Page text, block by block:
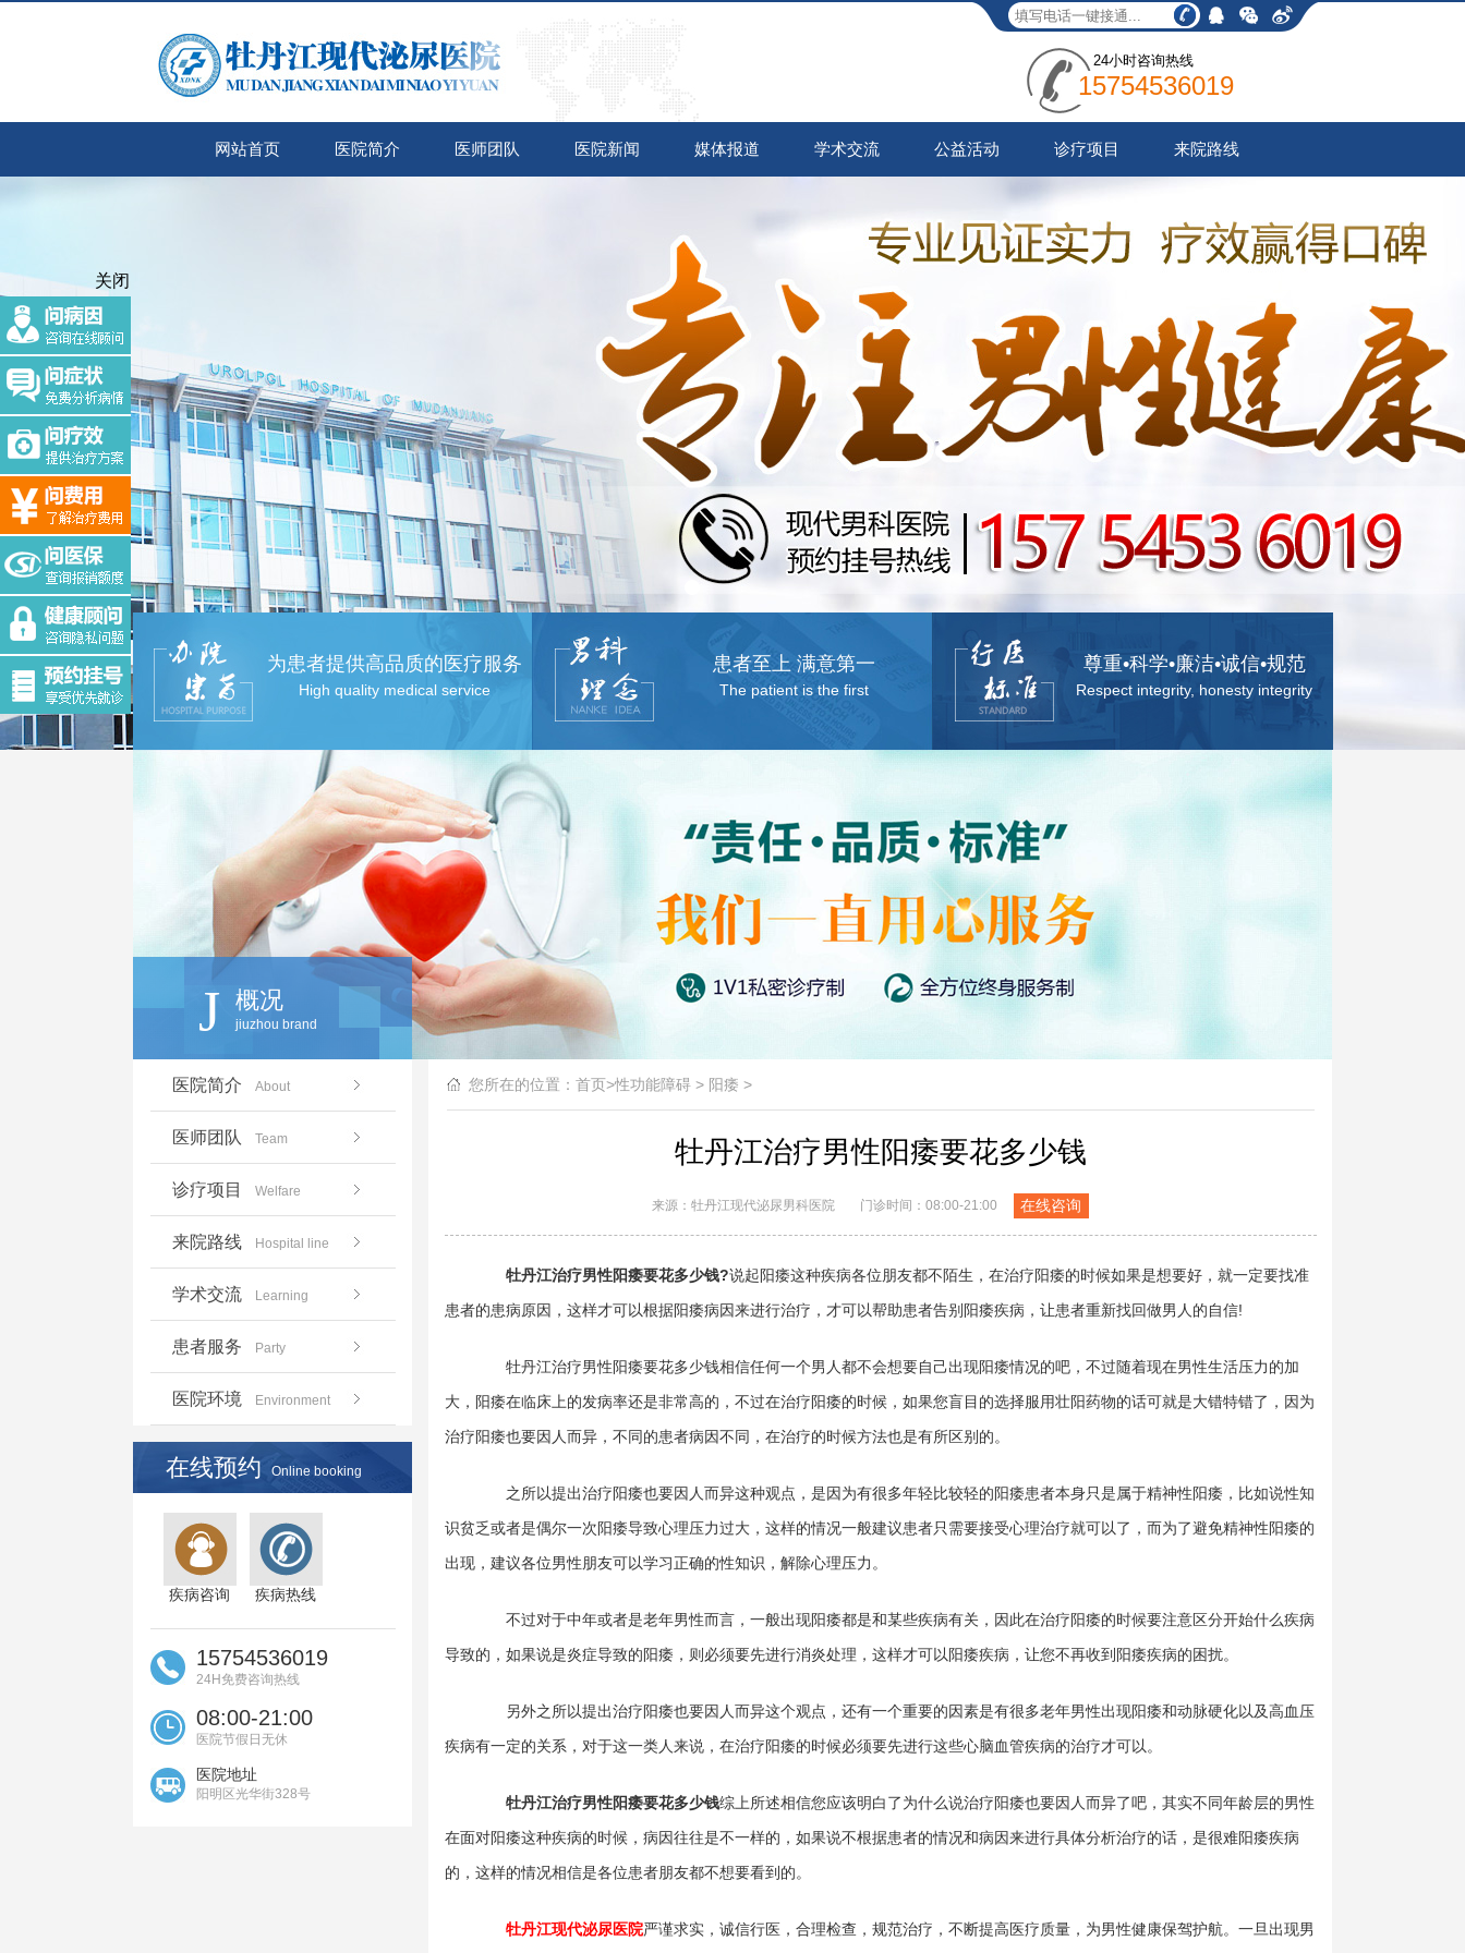
24小时咨询热线
15754536019
网站首页 医院简介 医师团队 医院新闻 媒体报道 学术交流 公益活动 诊疗项目 来院路线
为患者提供高品质的医疗服务
High quality medical service
患者至上 满意第一
The patient is the first
尊重•科学•廉洁•诚信•规范
Respect integrity, honesty integrity
J 概况
jiuzhou brand
医院简介 About
医师团队 Team
诊疗项目 Welfare
来院路线 Hospital line
学术交流 Learning
患者服务 Party
医院环境 Environment
在线预约 Online booking
疾病咨询 疾病热线
15754536019
24H免费咨询热线
08:00-21:00
医院节假日无休
医院地址
阳明区光华街328号
您所在的位置： 首页>性功能障碍> 阳痿 >
牡丹江治疗男性阳痿要花多少钱
来源：牡丹江现代泌尿男科医院 门诊时间：08:00-21:00 在线咨询
牡丹江治疗男性阳痿要花多少钱?说起阳痿这种疾病各位朋友都不陌生，在治疗阳痿的时候如果是想要好，就一定要找准
患者的患病原因，这样才可以根据阳痿病因来进行治疗，才可以帮助患者告别阳痿疾病，让患者重新找回做男人的自信!
牡丹江治疗男性阳痿要花多少钱相信任何一个男人都不会想要自己出现阳痿情况的吧，不过随着现在男性生活压力的加
大，阳痿在临床上的发病率还是非常高的，不过在治疗阳痿的时候，如果您盲目的选择服用壮阳药物的话可就是大错特错了，因为
治疗阳痿也要因人而异，不同的患者病因不同，在治疗的时候方法也是有所区别的。
之所以提出治疗阳痿也要因人而异这种观点，是因为有很多年轻比较轻的阳痿患者本身只是属于精神性阳痿，比如说性知
识贫乏或者是偶尔一次阳痿导致心理压力过大，这样的情况一般建议患者只需要接受心理治疗就可以了，而为了避免精神性阳痿的
出现，建议各位男性朋友可以学习正确的性知识，解除心理压力。
不过对于中年或者是老年男性而言，一般出现阳痿都是和某些疾病有关，因此在治疗阳痿的时候要注意区分开始什么疾病
导致的，如果说是炎症导致的阳痿，则必须要先进行消炎处理，这样才可以阳痿疾病，让您不再收到阳痿疾病的困扰。
另外之所以提出治疗阳痿也要因人而异这个观点，还有一个重要的因素是有很多老年男性出现阳痿和动脉硬化以及高血压
疾病有一定的关系，对于这一类人来说，在治疗阳痿的时候必须要先进行这些心脑血管疾病的治疗才可以。
牡丹江治疗男性阳痿要花多少钱综上所述相信您应该明白了为什么说治疗阳痿也要因人而异了吧，其实不同年龄层的男性
在面对阳痿这种疾病的时候，病因往往是不一样的，如果说不根据患者的情况和病因来进行具体分析治疗的话，是很难阳痿疾病
的，这样的情况相信是各位患者朋友都不想要看到的。
牡丹江现代泌尿医院严谨求实，诚信行医，合理检查，规范治疗，不断提高医疗质量，为男性健康保驾护航。一旦出现男
关闭